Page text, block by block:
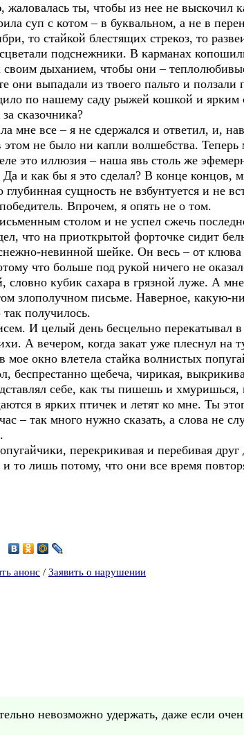
ты, чтобы из нее не выскочил
суп с котом – в буквальном, а не в
то стайкой блестящих стрекоз, то
подснежники. В карманах
своим дыханием, чтобы они –
они выпадали из твоего пальто и
по нашему саду рыжей кошкой и ярким
сказочника?
мне все – я не сдержался и ответил, и,
не было ни капли волшебства.
это иллюзия – наша явь столь же
Да и как бы я это сделал? В конце концов,
глубинная сущность не взбунтуется и не
Впрочем, я опять не о том.
столом и не успел сжечь
что на приоткрытой форточке сидит
невинной шейке. Он весь – от
что больше под рукой ничего не
кубик сахара в грязной луже. А
злополучном письме. Наверное, какую-
получилось.
И целый день бесцельно перекатывал
А вечером, когда закат уже плеснул на
окно влетела стайка волнистых
беспрестанно щебеча, чирикая,
себе, как ты пишешь и
в ярких птичек и летят ко мне. Ты
– так много нужно сказать, а слова не
перекрикивая и перебивая друг
то лишь потому, что они все время
анонс / Заявить о нарушении
невозможно удержать, даже если